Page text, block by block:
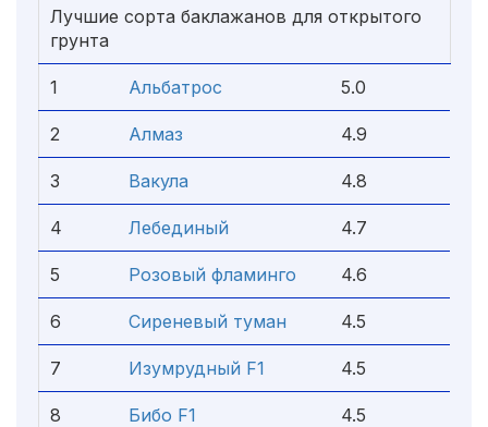
Лучшие сорта баклажанов для открытого
грунта
1 Альбатрос 5.0
2 Алмаз 4.9
3 Вакула 4.8
4 Лебединый 4.7
5 Розовый фламинго 4.6
6 Сиреневый туман 4.5
7 Изумрудный F1 4.5
8 Бибо F1 4.5